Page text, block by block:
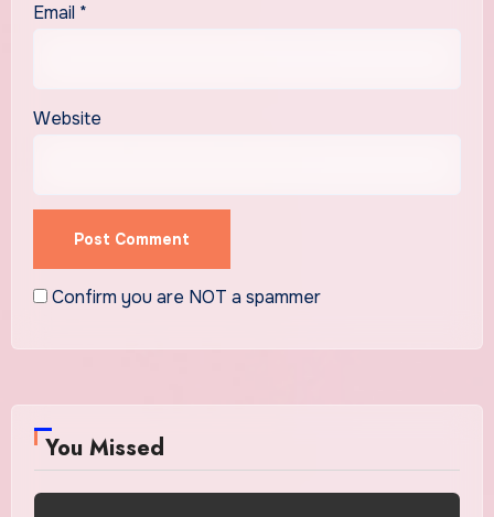
Email *
Website
Confirm you are NOT a spammer
You Missed